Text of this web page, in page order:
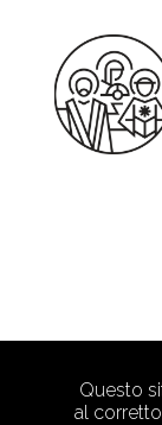
Questo
al